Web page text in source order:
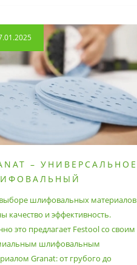
– УНИВЕРСАЛЬНОЕ
шлифовальных материалов
качество и эффективность.
это предлагает Festool со своим
шлифовальным
Granat: от грубого до